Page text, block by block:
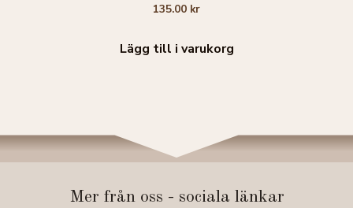
135.00 kr
Lägg till i varukorg
Mer från oss - sociala länkar